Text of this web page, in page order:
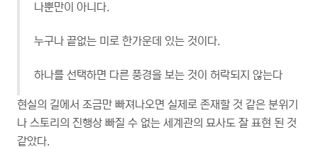
나뿐만이 아니다.
누구나 끝없는 미로 한가운데 있는 것이다.
하나를 선택하면 다른 풍경을 보는 것이 허락되지 않는다
현실의 길에서 조금만 빠져나오면 실제로 존재할 것 같은 분위기
나 스토리의 진행상 빠질 수 없는 세계관의 묘사도 잘 표현 된 것
같았다.